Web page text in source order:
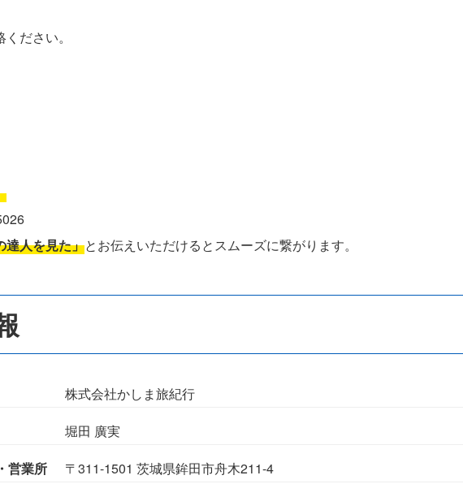
ださい。
達人を見た」とお伝えいただけるとスムーズに繋がります。
株式会社かしま旅紀行
堀田 廣実
営業所
〒311-1501 茨城県鉾田市舟木211-4